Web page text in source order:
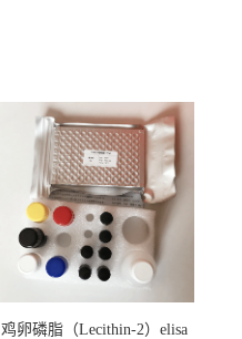
鸡卵磷脂（Lecithin-2）elisa